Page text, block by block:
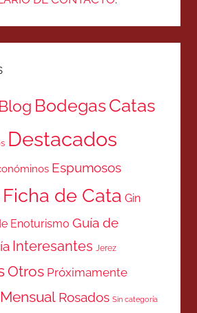
Blog BodegasCatas
Destacados
Espumosos
Ficha de Cata Gin
Enoturismo Guía de
Interesantes Jerez
Otros Próximamente
Rosados Sin categoría